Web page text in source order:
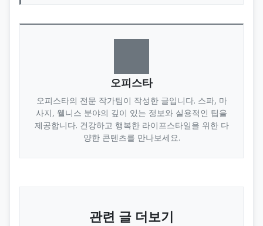
오피스타
오피스타의 전문 작가팀이 작성한 글입니다. 스파, 마
사지, 웰니스 분야의 깊이 있는 정보와 실용적인 팁을
제공합니다. 건강하고 행복한 라이프스타일을 위한 다
양한 콘텐츠를 만나보세요.
관련 글 더보기